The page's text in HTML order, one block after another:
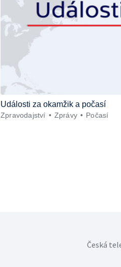
Události za okamžik a počasí
Zpravodajství Zprávy Počasí
Česká